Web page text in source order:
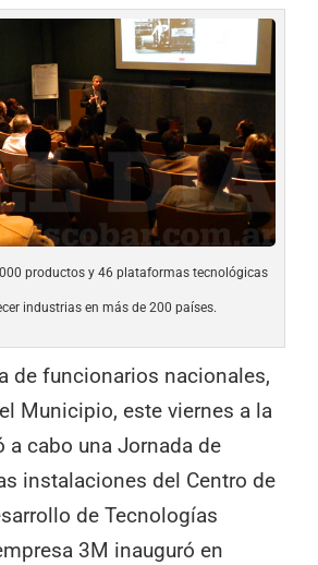
productos y 46 plataformas tecnológicas
industrias en más de 200 países.
de funcionarios nacionales,
Municipio, este viernes a la
a cabo una Jornada de
instalaciones del Centro de
de Tecnologías
3M inauguró en